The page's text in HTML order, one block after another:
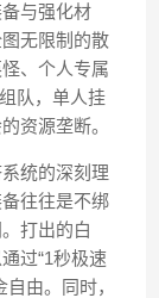
与强化材
无限制的散
、个人专属
队，单人挂
资源垄断。
统的深刻理
往往是不绑
打出的白
过“1秒极速
由。同时，